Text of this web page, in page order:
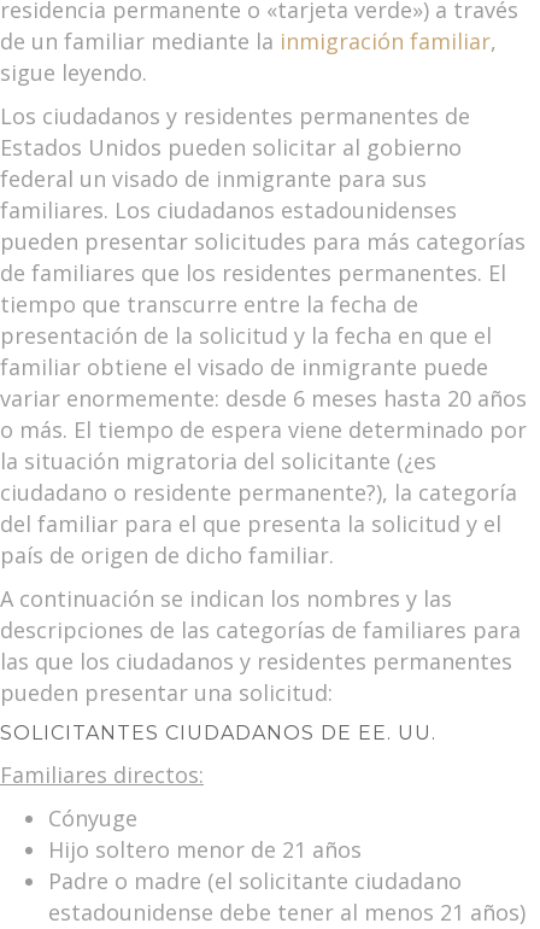
residencia permanente o «tarjeta verde») a través
de un familiar mediante la inmigración familiar,
sigue leyendo.
Los ciudadanos y residentes permanentes de
Estados Unidos pueden solicitar al gobierno
federal un visado de inmigrante para sus
familiares. Los ciudadanos estadounidenses
pueden presentar solicitudes para más categorías
de familiares que los residentes permanentes. El
tiempo que transcurre entre la fecha de
presentación de la solicitud y la fecha en que el
familiar obtiene el visado de inmigrante puede
variar enormemente: desde 6 meses hasta 20 años
o más. El tiempo de espera viene determinado por
la situación migratoria del solicitante (¿es
ciudadano o residente permanente?), la categoría
del familiar para el que presenta la solicitud y el
país de origen de dicho familiar.
A continuación se indican los nombres y las
descripciones de las categorías de familiares para
las que los ciudadanos y residentes permanentes
pueden presentar una solicitud:
SOLICITANTES CIUDADANOS DE EE. UU.
Familiares directos:
Cónyuge
Hijo soltero menor de 21 años
Padre o madre (el solicitante ciudadano
estadounidense debe tener al menos 21 años)